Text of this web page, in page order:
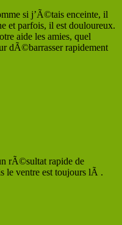
si j’Ã©tais enceinte, il
et parfois, il est douloureux.
aide les amies, quel
dÃ©barrasser rapidement
rÃ©sultat rapide de
le ventre est toujours lÃ .